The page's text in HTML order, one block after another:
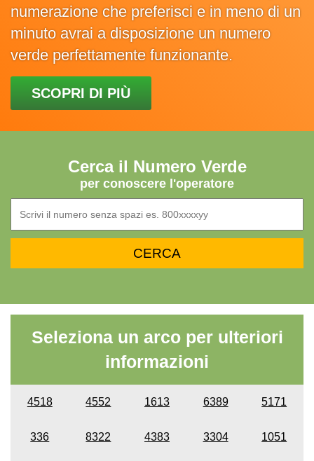
numerazione che preferisci e in meno di un
minuto avrai a disposizione un numero
verde perfettamente funzionante.
SCOPRI DI PIÙ
Cerca il Numero Verde
per conoscere l'operatore
Seleziona un arco per ulteriori
informazioni
4518 4552 1613 6389 5171
336 8322 4383 3304 1051